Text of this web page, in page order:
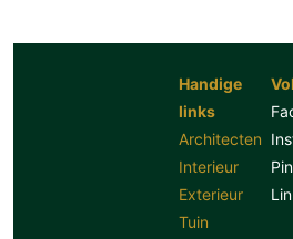
Handige
links
Architecten
Interieur
Exterieur
Tuin